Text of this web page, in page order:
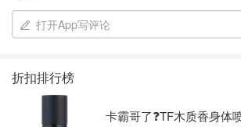
打开App写评论
折扣排行榜
卡霸哥了❓TF木质香身体喷